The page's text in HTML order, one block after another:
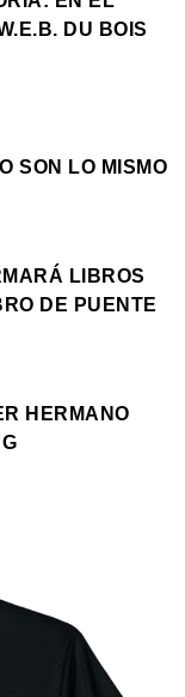
DU BOIS
SON LO MISMO
LIBROS
DE PUENTE
HERMANO